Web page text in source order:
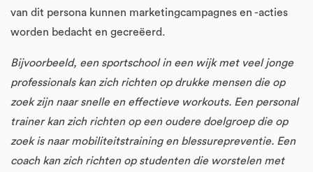
van dit persona kunnen marketingcampagnes en -acties
worden bedacht en gecreëerd.
Bijvoorbeeld, een sportschool in een wijk met veel jonge
professionals kan zich richten op drukke mensen die op
zoek zijn naar snelle en effectieve workouts. Een personal
trainer kan zich richten op een oudere doelgroep die op
zoek is naar mobiliteitstraining en blessurepreventie. Een
coach kan zich richten op studenten die worstelen met